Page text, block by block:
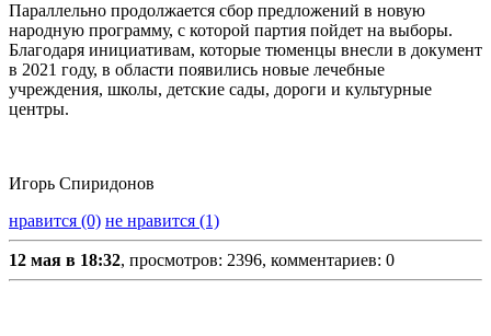
Параллельно продолжается сбор предложений в новую
народную программу, с которой партия пойдет на выборы.
Благодаря инициативам, которые тюменцы внесли в документ
в 2021 году, в области появились новые лечебные
учреждения, школы, детские сады, дороги и культурные
центры.
Игорь Спиридонов
нравится (0) не нравится (1)
12 мая в 18:32, просмотров: 2396, комментариев: 0